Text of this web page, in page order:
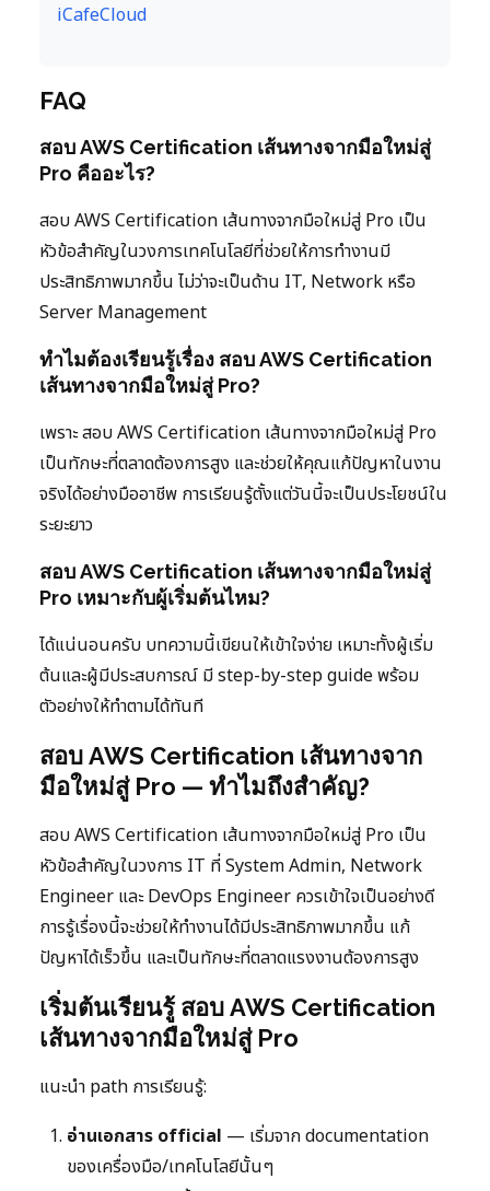
iCafeCloud
FAQ
สอบ AWS Certification เส้นทางจากมือใหม่สู่
Pro คืออะไร?
สอบ AWS Certification เส้นทางจากมือใหม่สู่ Pro เป็น
หัวข้อสำคัญในวงการเทคโนโลยีที่ช่วยให้การทำงานมี
ประสิทธิภาพมากขึ้น ไม่ว่าจะเป็นด้าน IT, Network หรือ
Server Management
ทำไมต้องเรียนรู้เรื่อง สอบ AWS Certification
เส้นทางจากมือใหม่สู่ Pro?
เพราะ สอบ AWS Certification เส้นทางจากมือใหม่สู่ Pro
เป็นทักษะที่ตลาดต้องการสูง และช่วยให้คุณแก้ปัญหาในงาน
จริงได้อย่างมืออาชีพ การเรียนรู้ตั้งแต่วันนี้จะเป็นประโยชน์ใน
ระยะยาว
สอบ AWS Certification เส้นทางจากมือใหม่สู่
Pro เหมาะกับผู้เริ่มต้นไหม?
ได้แน่นอนครับ บทความนี้เขียนให้เข้าใจง่าย เหมาะทั้งผู้เริ่ม
ต้นและผู้มีประสบการณ์ มี step-by-step guide พร้อม
ตัวอย่างให้ทำตามได้ทันที
สอบ AWS Certification เส้นทางจาก
มือใหม่สู่ Pro — ทำไมถึงสำคัญ?
สอบ AWS Certification เส้นทางจากมือใหม่สู่ Pro เป็น
หัวข้อสำคัญในวงการ IT ที่ System Admin, Network
Engineer และ DevOps Engineer ควรเข้าใจเป็นอย่างดี
การรู้เรื่องนี้จะช่วยให้ทำงานได้มีประสิทธิภาพมากขึ้น แก้
ปัญหาได้เร็วขึ้น และเป็นทักษะที่ตลาดแรงงานต้องการสูง
เริ่มต้นเรียนรู้ สอบ AWS Certification
เส้นทางจากมือใหม่สู่ Pro
แนะนำ path การเรียนรู้:
อ่านเอกสาร official — เริ่มจาก documentation
ของเครื่องมือ/เทคโนโลยีนั้นๆ